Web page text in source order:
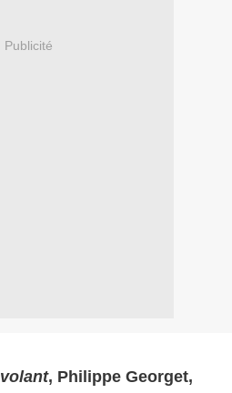
Publicité
, Philippe Georget,